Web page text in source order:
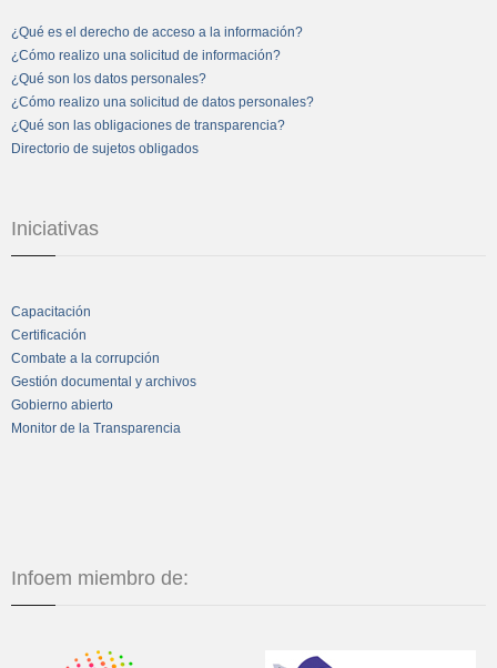
¿Qué es el derecho de acceso a la información?
¿Cómo realizo una solicitud de información?
¿Qué son los datos personales?
¿Cómo realizo una solicitud de datos personales?
¿Qué son las obligaciones de transparencia?
Directorio de sujetos obligados
Iniciativas
Capacitación
Certificación
Combate a la corrupción
Gestión documental y archivos
Gobierno abierto
Monitor de la Transparencia
Infoem miembro de: